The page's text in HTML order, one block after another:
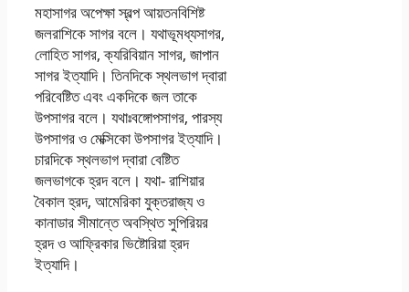
মহাসাগর অপেক্ষা স্বল্প আয়তনবিশিষ্ট
জলরাশিকে সাগর বলে। যথাভূমধ্যসাগর,
লোহিত সাগর, ক্যরিবিয়ান সাগর, জাপান
সাগর ইত্যাদি। তিনদিকে স্থলভাগ দ্বারা
পরিবেষ্টিত এবং একদিকে জল তাকে
উপসাগর বলে। যথাঃবঙ্গোপসাগর, পারস্য
উপসাগর ও মেক্সিকো উপসাগর ইত্যাদি।
চারদিকে স্থলভাগ দ্বারা বেষ্টিত
জলভাগকে হ্রদ বলে। যথা- রাশিয়ার
বৈকাল হ্রদ, আমেরিকা যুক্তরাজ্য ও
কানাডার সীমান্তে অবস্থিত সুপিরিয়র
হ্রদ ও আফ্রিকার ভিষ্টোরিয়া হ্রদ
ইত্যাদি।